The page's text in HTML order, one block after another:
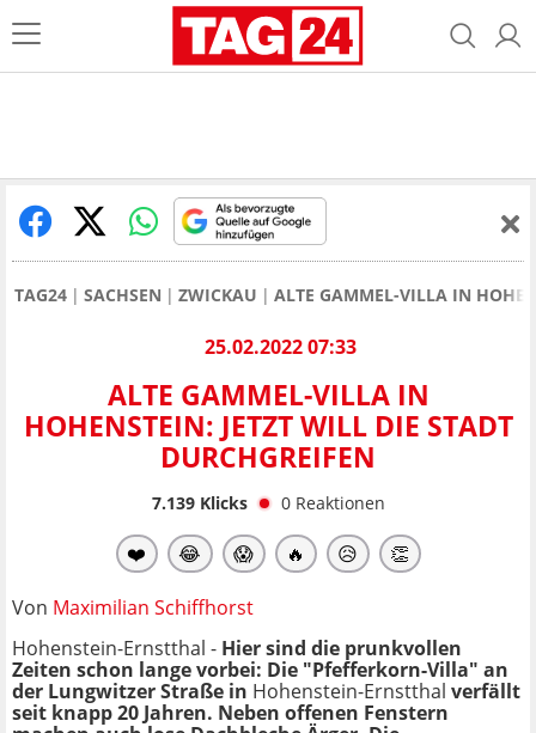
TAG24 SACHSEN ZWICKAU ALTE GAMMEL-VILLA IN
25.02.2022 07:33
ALTE GAMMEL-VILLA IN
HOHENSTEIN: JETZT WILL DIE STADT
DURCHGREIFEN
7.139Klicks 0 Reaktionen
❤️ 😂 😱 🔥 😥 👏
Von Maximilian Schiffhorst
Hohenstein-Ernstthal - Hier sind die prunkvollen
Zeiten schon lange vorbei: Die "Pfefferkorn-Villa" an
der Lungwitzer Straße in Hohenstein-Ernstthal verfällt
seit knapp 20 Jahren. Neben offenen Fenstern